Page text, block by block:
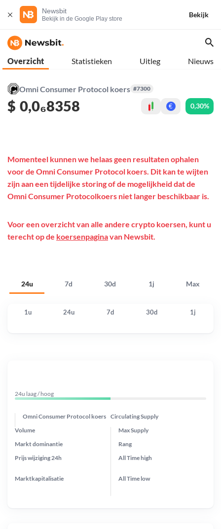
Newsbit
Bekijk in de Google Play store
Bekijk
Overzicht Statistieken Uitleg Nieuws
Omni Consumer Protocol koers #7300
$ 0,0₆8358 € 0,30%
24u 7d 30d 1j Max
Momenteel kunnen we helaas geen resultaten ophalen
voor de Omni Consumer Protocol koers. Dit kan te wijten
zijn aan een tijdelijke storing of de mogelijkheid dat de
Omni Consumer Protocolkoers niet langer beschikbaar is.
Voor een overzicht van alle andere crypto koersen, kunt u
terecht op de koersenpaginavan Newsbit.
1u 24u 7d 30d 1j
24u laag / hoog
Omni Consumer Protocol koers Circulating Supply
Prijs wijziging 24h
Max Supply
Markt dominantie
Marktkapitalisatie
Volume
Rang
All Timehigh
All Time low